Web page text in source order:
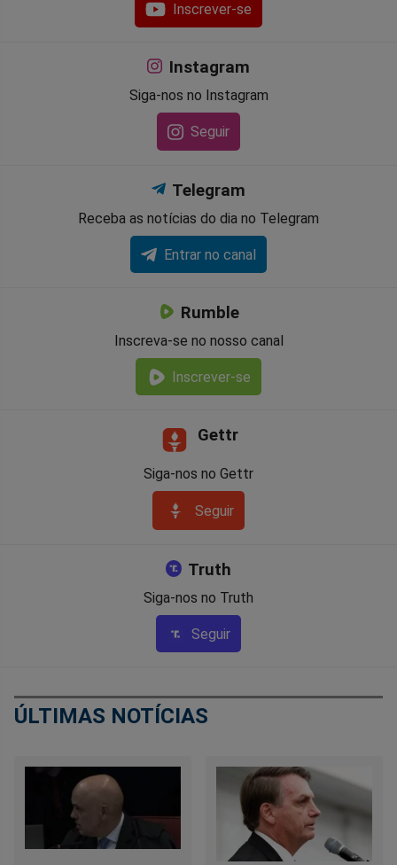
Inscrever-se
Instagram
Siga-nos no Instagram
Seguir
Telegram
Receba as notícias do dia no Telegram
Entrar no canal
Rumble
Inscreva-se no nosso canal
Inscrever-se
Gettr
Siga-nos no Gettr
Seguir
Truth
Siga-nos no Truth
Seguir
ÚLTIMAS NOTÍCIAS